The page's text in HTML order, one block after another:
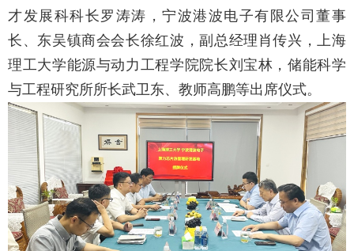
才发展科科长罗涛涛，宁波港波电子有限公司董事
长、东吴镇商会会长徐红波，副总经理肖传兴，上海
理工大学能源与动力工程学院院长刘宝林，储能科学
与工程研究所所长武卫东、教师高鹏等出席仪式。